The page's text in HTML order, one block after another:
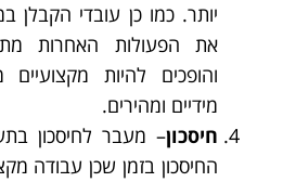
יותר. כמו כן עובדי הקבלן
את הפעולות האחרות
והופכים להיות מקצועיים
מידיים ומהירים.
חיסכון– מעבר לחיסכון
החיסכון בזמן שכן עבודה